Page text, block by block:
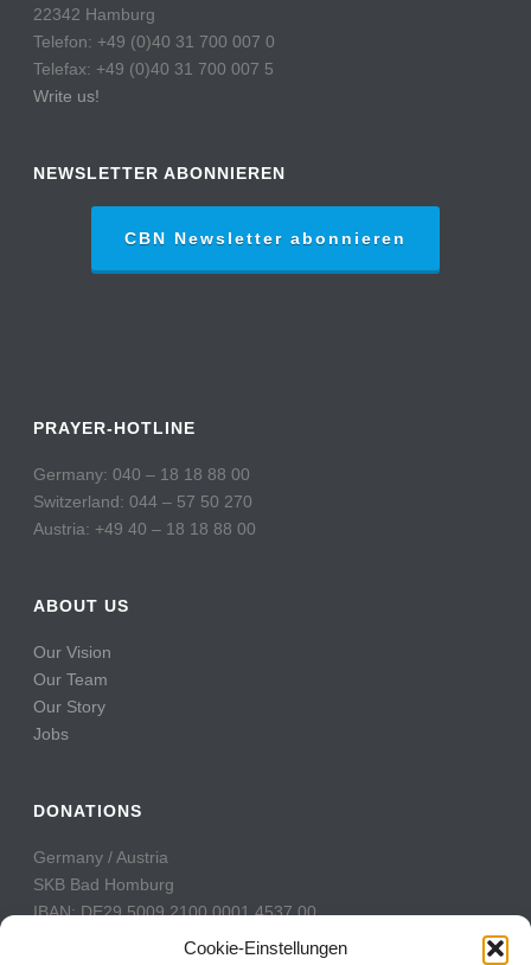
Cookie-Einstellungen
22342 Hamburg
Telefon: +49 (0)40 31 700 007 0
Telefax: +49 (0)40 31 700 007 5
Write us!
NEWSLETTER ABONNIEREN
CBN Newsletter abonnieren
PRAYER-HOTLINE
Germany: 040 – 18 18 88 00
Switzerland: 044 – 57 50 270
Austria: +49 40 – 18 18 88 00
ABOUT US
Our Vision
Our Team
Our Story
Jobs
DONATIONS
Germany / Austria
SKB Bad Homburg
IBAN: DE29 5009 2100 0001 4537 00
BIC: GENODE51BH2